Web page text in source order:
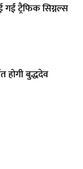
गईं ट्रैफिक सिग्नल्स
होगी बुद्धदेव